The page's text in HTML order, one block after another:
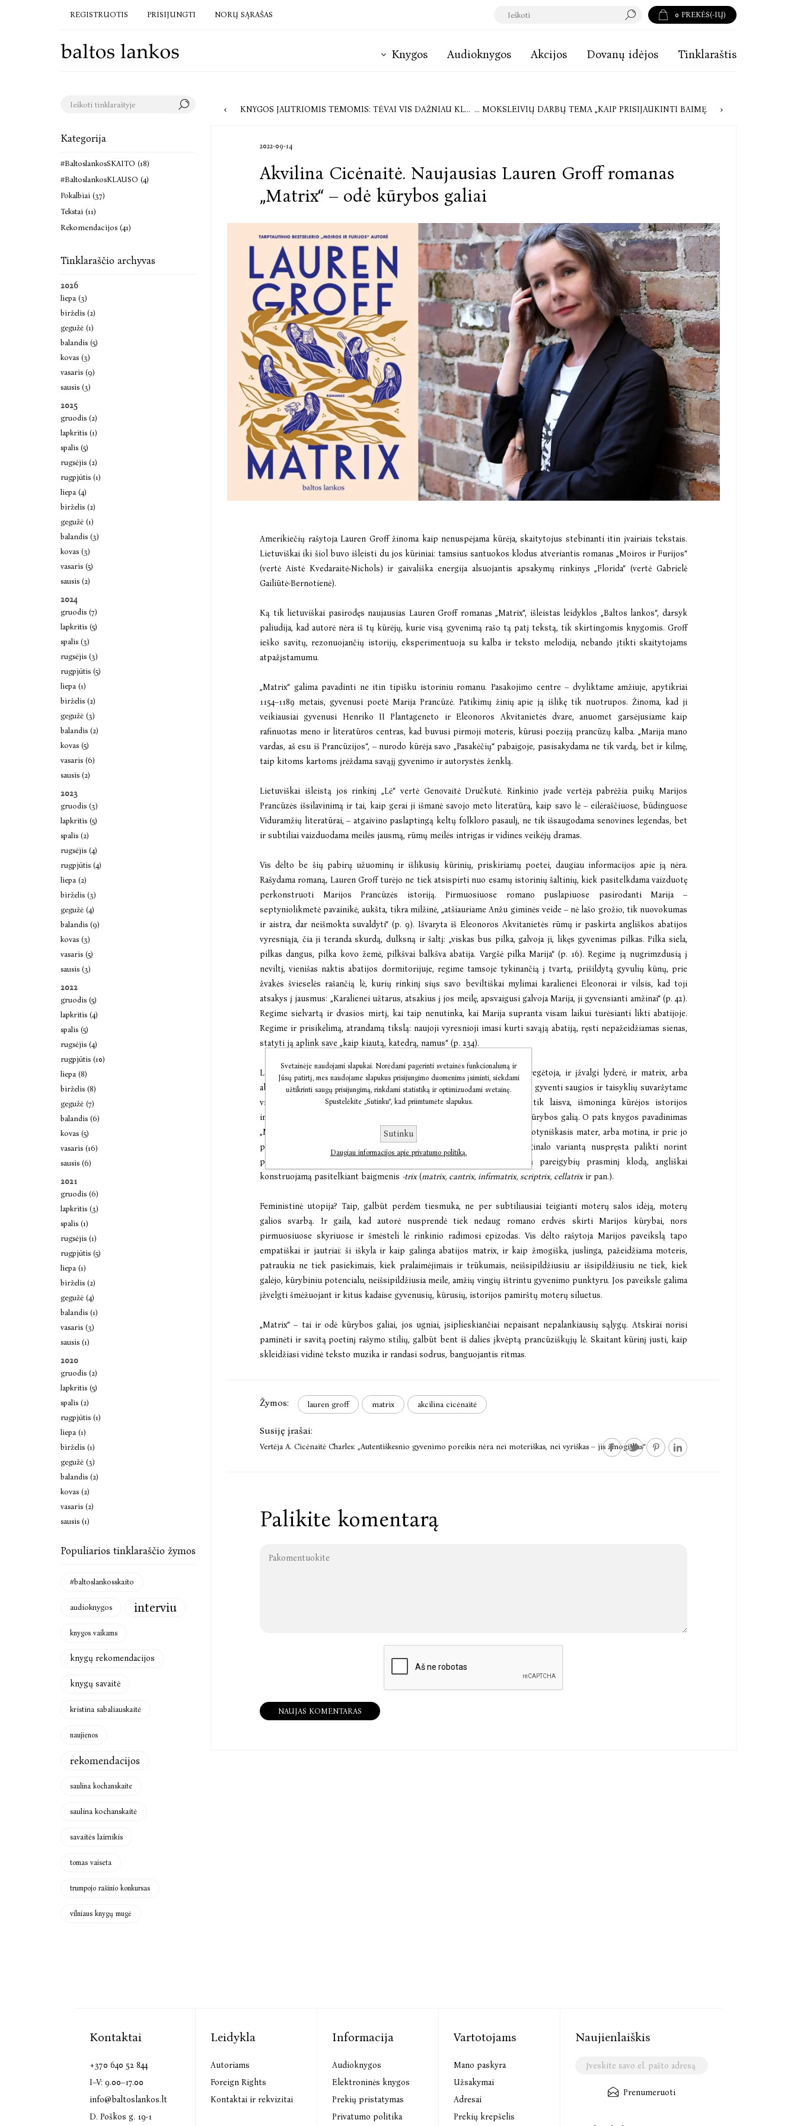
REGISTRUOTIS PRISIJUNGTI NORŲ SĄRAŠAS 0 PREKĖS(-IŲ)
Knygos Audioknygos Akcijos Dovanų idėjos Tinklaraštis
KNYGOS JAUTRIOMIS TEMOMIS: TĖVAI VIS DAŽNIAU KLAUSIA REKOMENDACIJŲ IR PRAŠO PAGALBOS RAŠYTOJOS KRISTINOS SABALIAUSKAITĖS VARDO RAŠINIO KONKURSAS: LAUKIAMA MOKSLEIVIŲ DARBŲ TEMA „KAIP PRISIJAUKINTI BAIMĘ?“
2022-09-14
Akvilina Cicėnaitė. Naujausias Lauren Groff romanas
„Matrix“ – odė kūrybos galiai
Amerikiečių rašytoja Lauren Groff žinoma kaip nenuspėjama kūrėja, skaitytojus stebinanti itin įvairiais tekstais.
Lietuviškai iki šiol buvo išleisti du jos kūriniai: tamsius santuokos klodus atveriantis romanas„Moiros ir Furijos“
(vertė Aistė Kvedaraitė-Nichols) ir gaivališka energija alsuojantis apsakymų rinkinys„Florida“ (vertė Gabrielė
Gailiūtė-Bernotienė).
Ką tik lietuviškai pasirodęs naujausias Lauren Groff romanas „Matrix“, išleistas leidyklos „Baltos lankos“, darsyk
paliudija, kad autorė nėra iš tų kūrėjų, kurie visą gyvenimą rašo tą patį tekstą, tik skirtingomis knygomis. Groff
ieško savitų, rezonuojančių istorijų, eksperimentuoja su kalba ir teksto melodija, nebando įtikti skaitytojams
atpažįstamumu.
„Matrix“ galima pavadinti ne itin tipišku istoriniu romanu. Pasakojimo centre – dvyliktame amžiuje, apytikriai
1154–1189 metais, gyvenusi poetė Marija Prancūzė. Patikimų žinių apie ją išlikę tik nuotrupos. Žinoma, kad ji
veikiausiai gyvenusi Henriko II Plantageneto ir Eleonoros Akvitanietės dvare, anuomet garsėjusiame kaip
rafinuotas meno ir literatūros centras, kad buvusi pirmoji moteris, kūrusi poeziją prancūzų kalba. „Marija mano
vardas, aš esu iš Prancūzijos“, – nurodo kūrėja savo „Pasakėčių“ pabaigoje, pasisakydama ne tik vardą, bet ir kilmę,
taip kitoms kartoms įrėždama savąjį gyvenimo ir autorystės ženklą.
Lietuviškai išleistą jos rinkinį „Lė“ vertė Genovaitė Dručkutė. Rinkinio įvade vertėja pabrėžia puikų Marijos
Prancūzės išsilavinimą ir tai, kaip gerai ji išmanė savojo meto literatūrą, kaip savo lė – eilėraščiuose, būdinguose
Viduramžių literatūrai, – atgaivino paslaptingą keltų folkloro pasaulį, ne tik išsaugodama senovines legendas, bet
ir subtiliai vaizduodama meilės jausmą, rūmų meilės intrigas ir vidines veikėjų dramas.
Vis dėlto be šių pabirų užuominų ir išlikusių kūrinių, priskiriamų poetei, daugiau informacijos apie ją nėra.
Rašydama romaną, Lauren Groff turėjo ne tiek atsispirti nuo esamų istorinių šaltinių, kiek pasitelkdama vaizduotę
perkonstruoti Marijos Prancūzės istoriją. Pirmuosiuose romano puslapiuose pasirodanti Marija –
septyniolikmetė pavainikė, aukšta, tikra milžinė, „atšiauriame Anžu giminės veide – nė lašo grožio, tik nuovokumas
ir aistra, dar neišmokta suvaldyti“ (p. 9). Išvaryta iš Eleonoros Akvitanietės rūmų ir paskirta angliškos abatijos
vyresniąja, čia ji teranda skurdą, dulksną ir šaltį: „viskas bus pilka, galvoja ji, likęs gyvenimas pilkas. Pilka siela,
pilkas dangus, pilka kovo žemė, pilkšvai balkšva abatija. Vargšė pilka Marija“ (p. 16). Regime ją nugrimzdusią į
neviltį, vienišas naktis abatijos dormitorijuje, regime tamsoje tykinančią į tvartą, prišildytą gyvulių kūnų, prie
žvakės švieselės rašančią lė, kurių rinkinį siųs savo beviltiškai mylimai karalienei Eleonorai ir vilsis, kad toji
atsakys į jausmus: „Karalienei užtarus, atsakius į jos meilę, apsvaigusi galvoja Marija, ji gyvensianti amžinai“ (p. 42).
Regime sielvartą ir dvasios mirtį, kai taip nenutinka, kai Marija supranta visam laikui turėsianti likti abatijoje.
Regime ir prisikėlimą, atrandamą tikslą: naujoji vyresnioji imasi kurti savąją abatiją, ręsti nepažeidžiamas sienas,
statyti ją aplink save „kaip kiautą, katedrą, namus“ (p. 234).
Lauren Groff sukurtoji Marija Prancūzė – ir poetė, ir mistikė, vizijų regėtoja, ir įžvalgi lyderė, ir matrix, arba
abatijos motina, kurianti utopinį moterų pasaulį, kuriame vienuolės gali gyventi saugios ir taisyklių suvaržytame
vienuolyne paradoksaliai būti laisvesnės negu už jo ribų. Tai ne tik laisva, išmoninga kūrėjos istorijos
interpretacija, bet ir pasakojimas apie moterų meilės, bendruomenės, kūrybos galią. O pats knygos pavadinimas
„Matrix“, neverčiamas į lietuvių kalbą, – tai savitas prasmių koliažas: ir lotyniškasis mater, arba motina, ir prie jo
prisišliejančios kitos reikšmės – įsčios, asmeninis antspaudas. Originalo variantą nuspręsta palikti norint
pabrėžti ir Groff kuriamo feministinio abatijos pasaulio vienuolių pareigybių prasminį klodą, angliškai
konstruojamą pasitelkiant baigmenis -trix(matrix, cantrix, infirmatrix, scriptrix, cellatrixir pan.).
Feministinė utopija? Taip, galbūt perdėm tiesmuka, ne per subtiliausiai teigianti moterų salos idėją, moterų
galios svarbą. Ir gaila, kad autorė nusprendė tiek nedaug romano erdvės skirti Marijos kūrybai, nors
pirmuosiuose skyriuose ir šmėsteli lė rinkinio radimosi epizodas. Vis dėlto rašytoja Marijos paveikslą tapo
empatiškai ir jautriai: ši iškyla ir kaip galinga abatijos matrix, ir kaip žmogiška, juslinga, pažeidžiama moteris,
patraukia ne tiek pasiekimais, kiek pralaimėjimais ir trūkumais, neišsipildžiusiu ar išsipildžiusiu ne tiek, kiek
galėjo, kūrybiniu potencialu, neišsipildžiusia meile, amžių vingių ištrintu gyvenimo punktyru. Jos paveiksle galima
įžvelgti šmėžuojant ir kitus kadaise gyvenusių, kūrusių, istorijos pamirštų moterų siluetus.
„Matrix“ – tai ir odė kūrybos galiai, jos ugniai, įsiplieskiančiai nepaisant nepalankiausių sąlygų. Atskirai norisi
paminėti ir savitą poetinį rašymo stilių, galbūt bent iš dalies įkvėptą prancūziškųjų lė. Skaitant kūrinį justi, kaip
skleidžiasi vidinė teksto muzika ir randasi sodrus, banguojantis ritmas.
Žymos: lauren groff matrix akcilina cicėnaitė
Susiję įrašai:
Vertėja A. Cicėnaitė Charles: „Autentiškesnio gyvenimo poreikis nėra nei moteriškas, nei vyriškas – jis žmogiškas“
Palikite komentarą
NAUJAS KOMENTARAS
Kategorija
#BaltoslankosSKAITO (18)
#BaltoslankosKLAUSO (4)
Pokalbiai (37)
Tekstai (11)
Rekomendacijos (41)
Tinklaraščio archyvas
2026
liepa (3)
birželis (2)
gegužė (1)
balandis (5)
kovas (3)
vasaris (9)
sausis (3)
2025
gruodis (2)
lapkritis (1)
spalis (5)
rugsėjis (2)
rugpjūtis (1)
liepa (4)
birželis (2)
gegužė (1)
balandis (3)
kovas (3)
vasaris (5)
sausis (2)
2024
gruodis (7)
lapkritis (5)
spalis (3)
rugsėjis (3)
rugpjūtis (5)
liepa (1)
birželis (2)
gegužė (3)
balandis (2)
kovas (5)
vasaris (6)
sausis (2)
2023
gruodis (3)
lapkritis (5)
spalis (2)
rugsėjis (4)
rugpjūtis (4)
liepa (2)
birželis (3)
gegužė (4)
balandis (9)
kovas (3)
vasaris (5)
sausis (3)
2022
gruodis (5)
lapkritis (4)
spalis (5)
rugsėjis (4)
rugpjūtis (10)
liepa (8)
birželis (8)
gegužė (7)
balandis (6)
kovas (5)
vasaris (16)
sausis (6)
2021
gruodis (6)
lapkritis (3)
spalis (1)
rugsėjis (1)
rugpjūtis (5)
liepa (1)
birželis (2)
gegužė (4)
balandis (1)
vasaris (3)
sausis (1)
2020
gruodis (2)
lapkritis (5)
spalis (2)
rugpjūtis (1)
liepa (1)
birželis (1)
gegužė (3)
balandis (2)
kovas (2)
vasaris (2)
sausis (1)
Populiarios tinklaraščio žymos
#baltoslankosskaito
audioknygos interviu
knygos vaikams
knygų rekomendacijos
knygų savaitė
kristina sabaliauskaitė
naujienos
rekomendacijos
saulina kochanskaite
saulina kochanskaitė
savaitės laimikis
tomas vaiseta
trumpojo rašinio konkursas
vilniaus knygų mugė
Kontaktai
+370 640 52 844
I–V: 9.00–17.00
info@baltoslankos.lt
D. Poškos g. 19-1
Leidykla
Autoriams
Foreign Rights
Kontaktai ir rekvizitai
Informacija
Audioknygos
Elektroninės knygos
Prekių pristatymas
Privatumo politika
Vartotojams
Mano paskyra
Užsakymai
Adresai
Prekių krepšelis
Naujienlaiškis
Prenumeruoti
Svetainėje naudojami slapukai. Norėdami pagerinti svetainės funkcionalumą ir
Jūsų patirtį, mes naudojame slapukus prisijungimo duomenims įsiminti, siekdami
užtikrinti saugų prisijungimą, rinkdami statistiką ir optimizuodami svetainę.
Spustelėkite „Sutinku“, kad priimtumėte slapukus.
Sutinku
Daugiau informacijos apie privatumo politiką.